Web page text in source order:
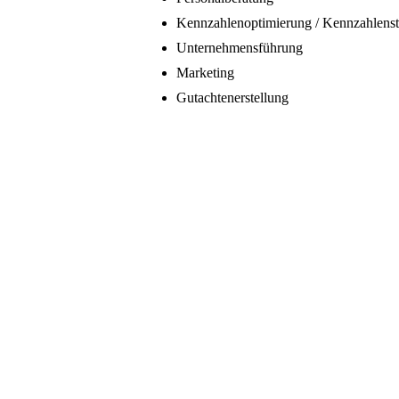
Kennzahlenoptimierung /
Unternehmensführung
Marketing
Gutachtenerstellung